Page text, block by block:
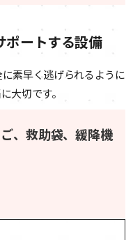
ポートする設備
素早く逃げられるように
大切です。
、救助袋、緩降機